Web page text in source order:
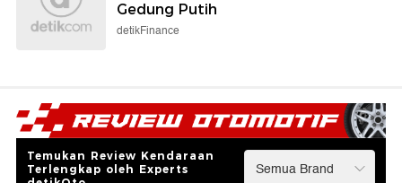
Gedung Putih
detikFinance
Temukan Review Kendaraan
Terlengkap oleh Experts